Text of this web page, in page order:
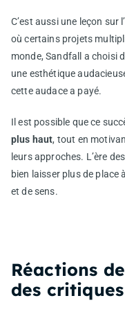
C’est aussi une leçon sur
où certains projets
monde, Sandfall a choisi
une esthétique
cette audace a payé.
Il est possible que ce
plus haut, tout en
leurs approches. L’ère
bien laisser plus de place
et de sens.
Réactions
des critiques